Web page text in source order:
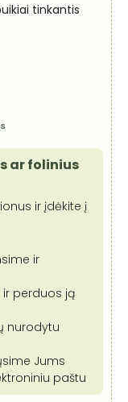
tinkantis
ar folinius
ir įdėkite į
ir
perduos ją
nurodytu
Jums
paštu